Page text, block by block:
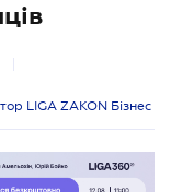
LIGA ZAKON Бізнес